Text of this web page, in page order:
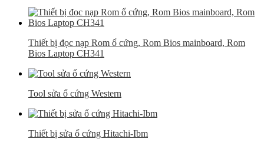
Thiết bị đọc nạp Rom ổ cứng, Rom Bios mainboard, Rom
Bios Laptop CH341
Tool sửa ổ cứng Western
Thiết bị sửa ổ cứng Hitachi-Ibm